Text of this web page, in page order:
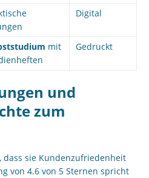
Digital
mit
Gedruckt
und
zum
dass sie Kundenzufriedenheit
von 4.6 von 5 Sternen spricht